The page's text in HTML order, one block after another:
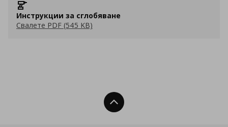
Инструкции за сглобяване
Свалете PDF (545 KB)
Нагоре